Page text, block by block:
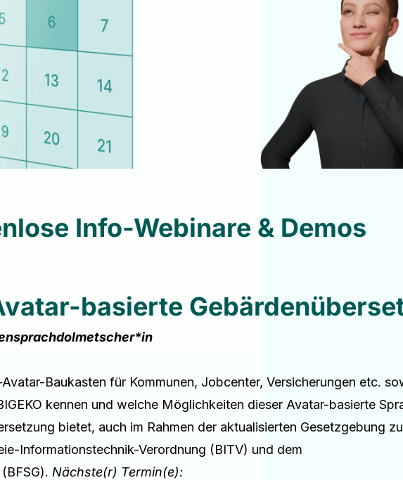
Info-Webinare & Demos
basierte
Baukasten für Kommunen, Jobcenter, Versicherungen etc.
kennen und welche Möglichkeiten dieser Avatar-basierte
bietet, auch im Rahmen der aktualisierten Gesetzgebung
Informationstechnik-Verordnung (BITV) und dem
Nächste(r) Termin(e):